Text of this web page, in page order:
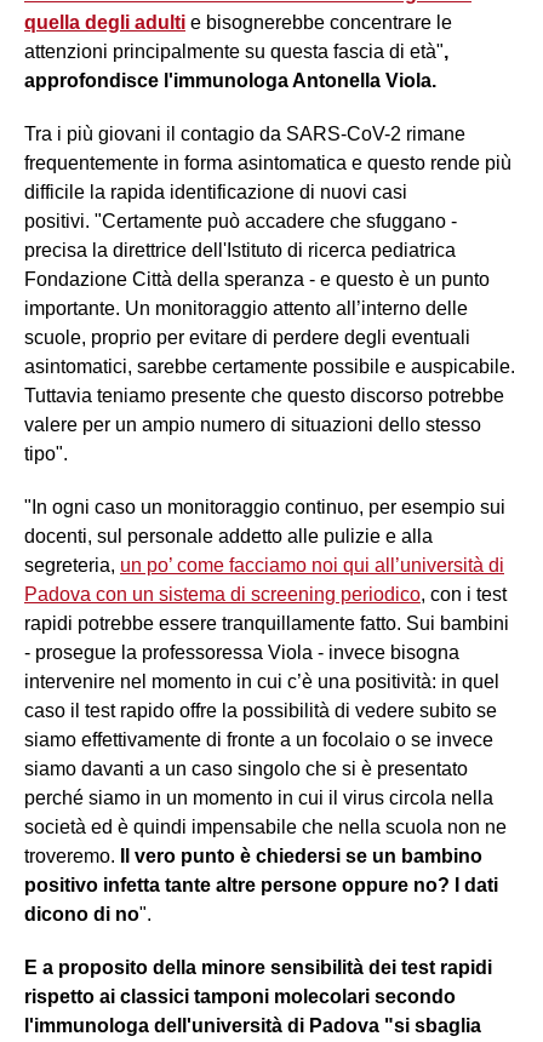
quella degli adulti e bisognerebbe concentrare le
attenzioni principalmente su questa fascia di età",
approfondisce l'immunologa Antonella Viola.
Tra i più giovani il contagio da SARS-CoV-2 rimane
frequentemente in forma asintomatica e questo rende più
difficile la rapida identificazione di nuovi casi
positivi. "Certamente può accadere che sfuggano -
precisa la direttrice dell'Istituto di ricerca pediatrica
Fondazione Città della speranza - e questo è un punto
importante. Un monitoraggio attento all’interno delle
scuole, proprio per evitare di perdere degli eventuali
asintomatici, sarebbe certamente possibile e auspicabile.
Tuttavia teniamo presente che questo discorso potrebbe
valere per un ampio numero di situazioni dello stesso
tipo".
"In ogni caso un monitoraggio continuo, per esempio sui
docenti, sul personale addetto alle pulizie e alla
segreteria, un po’ come facciamo noi qui all’università di
Padova con un sistema di screening periodico, con i test
rapidi potrebbe essere tranquillamente fatto. Sui bambini
- prosegue la professoressa Viola - invece bisogna
intervenire nel momento in cui c’è una positività: in quel
caso il test rapido offre la possibilità di vedere subito se
siamo effettivamente di fronte a un focolaio o se invece
siamo davanti a un caso singolo che si è presentato
perché siamo in un momento in cui il virus circola nella
società ed è quindi impensabile che nella scuola non ne
troveremo.
Il vero punto è chiedersi se un bambino
positivo infetta tante altre persone oppure no? I dati
dicono di no".
E a proposito della minore sensibilità dei test rapidi
rispetto ai classici tamponi molecolari secondo
l'immunologa dell'università di Padova "si sbaglia